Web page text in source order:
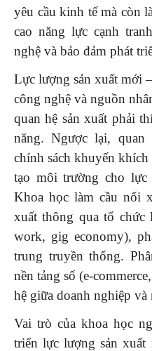
yêu cầu kinh tế mà còn
cao năng lực cạnh
nghệ và bảo đảm phát
Lực lượng sản xuất mới
công nghệ và nguồn
quan hệ sản xuất phải
năng. Ngược lại,
chính sách khuyến
tạo môi trường cho lực
Khoa học làm cầu nối
xuất thông qua tổ chức
work, gig economy),
trung truyền thống.
nền tảng số (e-
hệ giữa doanh nghiệp
Vai trò của khoa học
triển lực lượng sản